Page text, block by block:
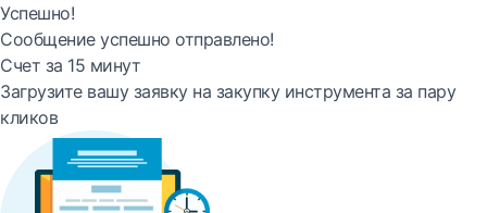
Успешно!
Сообщение успешно отправлено!
Счет за 15 минут
Загрузите вашу заявку на закупку инструмента за пару
кликов